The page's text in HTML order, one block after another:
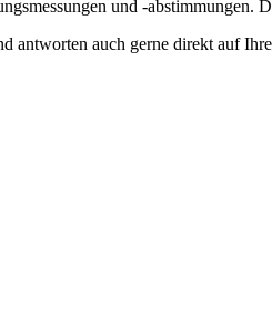
und -
antworten auch gerne direkt auf